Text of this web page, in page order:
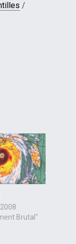
/
Brutal"